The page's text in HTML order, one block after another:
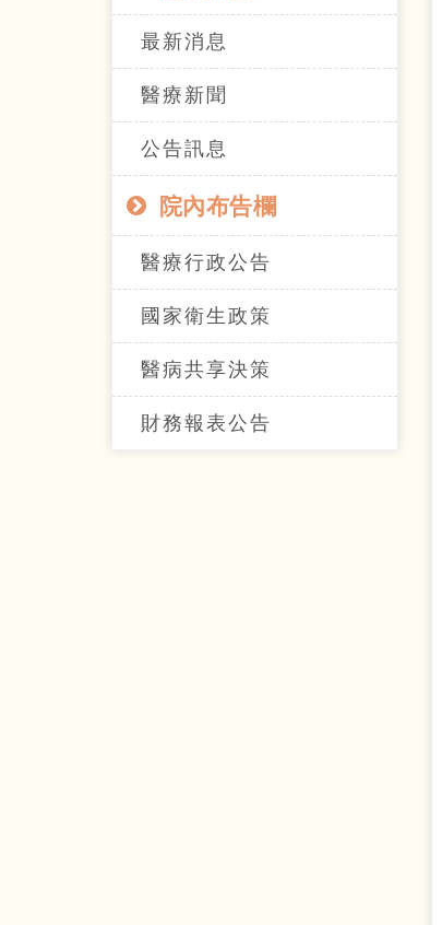
最新消息
醫療新聞
公告訊息
院內布告欄
醫療行政公告
國家衛生政策
醫病共享決策
財務報表公告